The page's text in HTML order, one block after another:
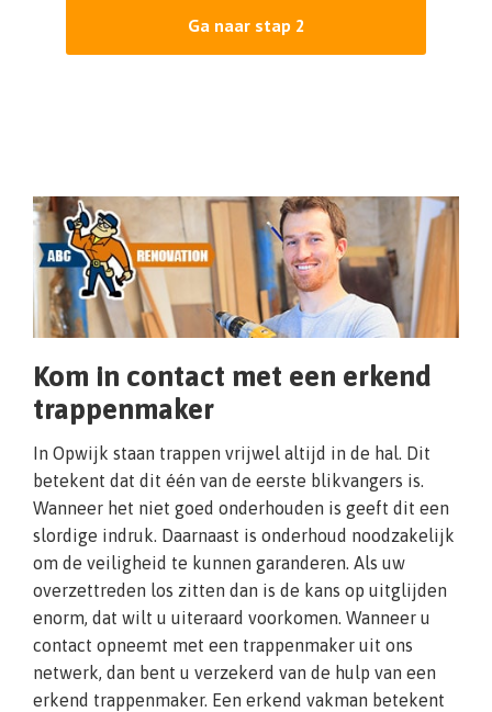
Ga naar stap 2
Kom in contact met een erkend
trappenmaker
In Opwijk staan trappen vrijwel altijd in de hal. Dit
betekent dat dit één van de eerste blikvangers is.
Wanneer het niet goed onderhouden is geeft dit een
slordige indruk. Daarnaast is onderhoud noodzakelijk
om de veiligheid te kunnen garanderen. Als uw
overzettreden los zitten dan is de kans op uitglijden
enorm, dat wilt u uiteraard voorkomen. Wanneer u
contact opneemt met een trappenmaker uit ons
netwerk, dan bent u verzekerd van de hulp van een
erkend trappenmaker. Een erkend vakman betekent